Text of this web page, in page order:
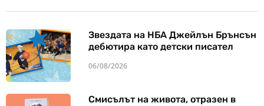
Звездата на НБА Джейлън Брънсън
дебютира като детски писател
06/08/2026
Смисълът на живота, отразен в